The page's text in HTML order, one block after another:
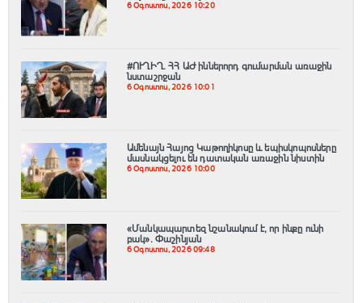
6 Օգոստոս, 2026 10:20
#ՈՒՂԻՂ․ ՀՀ ԱԺ իններորդ գումարման առաջին
նստաշրջան
6 Օգոստոս, 2026 10:01
Ամենայն Հայոց Կաթողիկոսը և եպիսկոպոսները
մասնակցելու են դատական առաջին նիստին
6 Օգոստոս, 2026 10:00
«Մանկապարտեզ նշանակում է, որ ինքը ունի
բակ». Փաշինյան
6 Օգոստոս, 2026 09:48